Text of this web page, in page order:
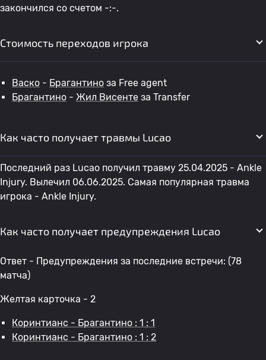
закончился со счетом -:-.
Стоимость переходов игрока
Васко - Брагантино за Free agent
Брагантино - Жил Висенте за Transfer
Как часто получает травмы Lucao
Последний раз Lucao получил травму 25.04.2025 - Ankle
Injury. Вылечил 06.06.2025. Самая популярная травма
игрока - Ankle Injury.
Как часто получает предупреждения Lucao
Ответ - Предупреждения за последние встречи: (78
матча)
Желтая карточка - 2
Коринтианс - Брагантино : 1 : 1
Коринтианс - Брагантино : 1 : 2